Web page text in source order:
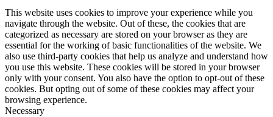
This website uses cookies to improve your experience while you
navigate through the website. Out of these, the cookies that are
categorized as necessary are stored on your browser as they are
essential for the working of basic functionalities of the website. We
also use third-party cookies that help us analyze and understand how
you use this website. These cookies will be stored in your browser
only with your consent. You also have the option to opt-out of these
cookies. But opting out of some of these cookies may affect your
browsing experience.
Necessary